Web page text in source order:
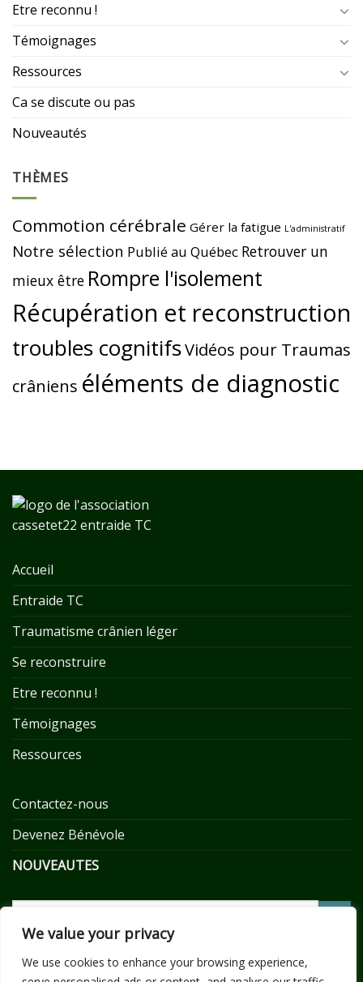
We value your privacy
We use cookies to enhance your browsing experience,
Etre reconnu !
Témoignages
Ressources
Ca se discute ou pas
Nouveautés
THÈMES
Commotion cérébrale Gérer la fatigue L'administratif
Notre sélection Publié au Québec Retrouver un
mieux être Rompre l'isolement
Récupération et reconstruction
troubles cognitifsVidéos pour Traumas
crâniens éléments de diagnostic
Accueil
Entraide TC
Traumatisme crânien léger
Se reconstruire
Etre reconnu !
Témoignages
Ressources
Contactez-nous
Devenez Bénévole
NOUVEAUTES